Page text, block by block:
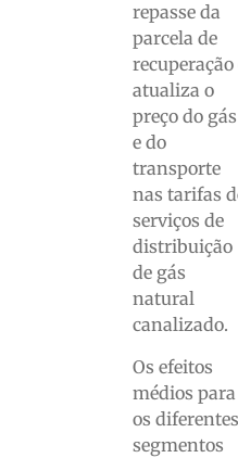
repasse da
parcela de
recuperação
atualiza o
preço do gás
e do
transporte
nas tarifas
serviços de
distribuição
de gás
natural
canalizado.
Os efeitos
médios para
os diferentes
segmentos